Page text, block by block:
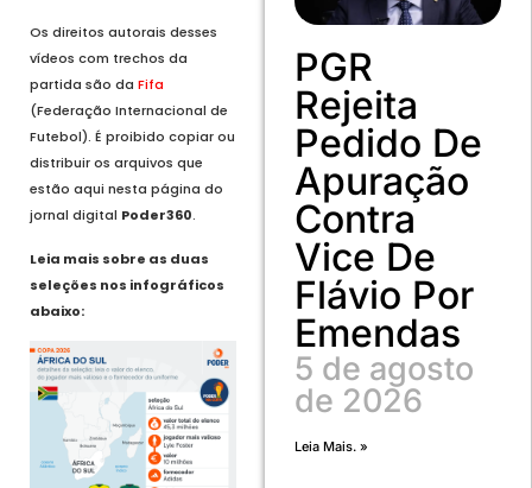
Os direitos autorais desses
vídeos com trechos da
partida são da Fifa
(Federação Internacional de
Futebol). É proibido copiar ou
distribuir os arquivos que
estão aqui nesta página do
jornal digital Poder360.
Leia mais sobre as duas
seleções nos infográficos
abaixo:
PGR
Rejeita
Pedido De
Apuração
Contra
Vice De
Flávio Por
Emendas
5 de agosto
de 2026
Leia Mais. »